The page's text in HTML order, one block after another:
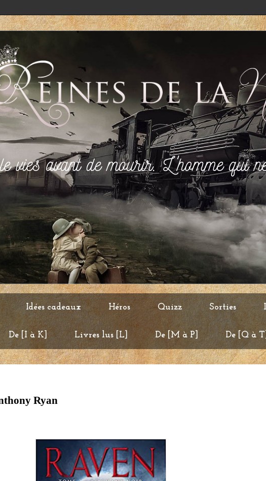
Idées cadeaux Héros Quizz Sorties
De [I à K] Livres lus [L] De [M à P] De [Q à T]
Ryan